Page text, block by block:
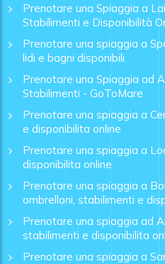
Prenotare una Spiaggia a
Stabilimenti e Disponibilità
Prenotare una spiaggia a
lidi e bagni disponibili
Prenotare una Spiaggia ad
Stabilimenti - GoToMare
Prenotare una spiaggia a
e disponibilita online
Prenotare una spiaggia a
disponibilita online
Prenotare una spiaggia a
ombrelloni, stabilimenti e
Prenotare una spiaggia ad
stabilimenti e disponibilita
Prenotare una spiaggia a